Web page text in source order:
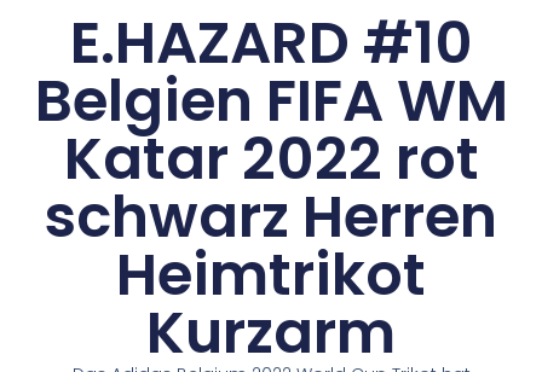
E.HAZARD #10
Belgien FIFA WM
Katar 2022 rot
schwarz Herren
Heimtrikot
Kurzarm